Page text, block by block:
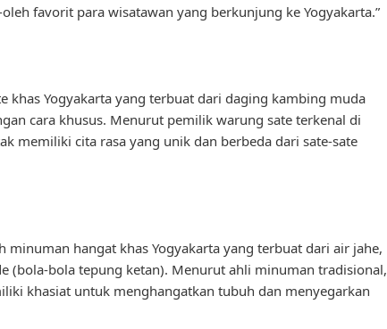
favorit para wisatawan yang berkunjung ke Yogyakarta.”
khas Yogyakarta yang terbuat dari daging kambing muda
cara khusus. Menurut pemilik warung sate terkenal di
memiliki cita rasa yang unik dan berbeda dari sate-sate
minuman hangat khas Yogyakarta yang terbuat dari air jahe,
(bola-bola tepung ketan). Menurut ahli minuman tradisional,
khasiat untuk menghangatkan tubuh dan menyegarkan